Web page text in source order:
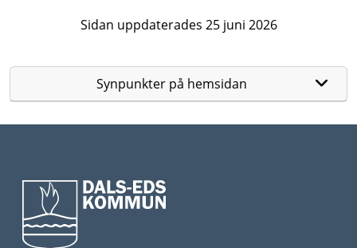
Sidan uppdaterades 25 juni 2026
Synpunkter på hemsidan